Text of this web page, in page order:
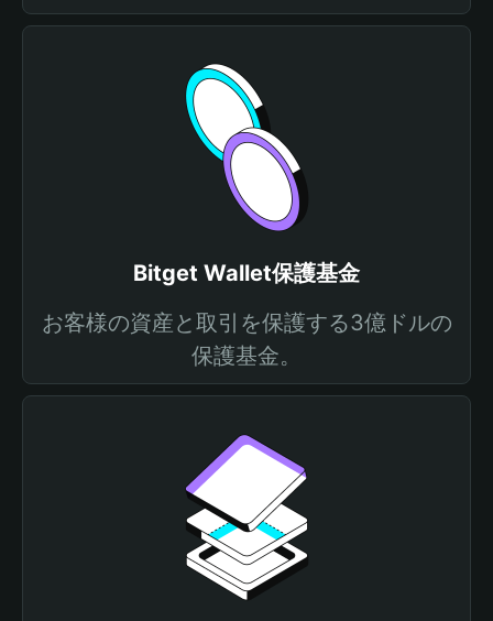
Bitget Wallet保護基金
お客様の資産と取引を保護する3億ドルの
保護基金。